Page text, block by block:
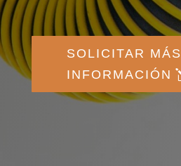
SOLICITAR MÁS
INFORMACIÓN